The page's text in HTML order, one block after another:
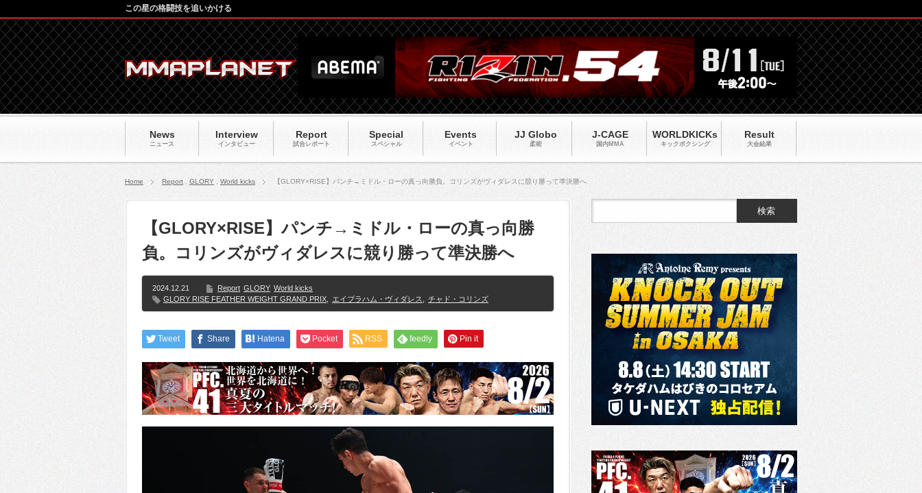
News
ニュース
Interview
インタビュー
Report
試合レポート
Special
スペシャル
Events
イベント
JJ Globo
柔術
J-CAGE
国内MMA
WORLDKICKs
キックポクシング
Result
大会結果
この星の格闘技を追いかける
Home Report GLORY World kicks 【GLORY×RISE】パンチ→ミドル・ローの真っ向勝負。コリンズがヴィダレスに競り勝って準決勝へ
【GLORY×RISE】パンチ→ミドル・ローの真っ向勝
負。コリンズがヴィダレスに競り勝って準決勝へ
2024.12.21 Report GLORY World kicks
GLORY RISE FEATHER WEIGHT GRAND PRIX
エイブラハム・ヴィダレス チャド・コリンズ
Tweet Share Hatena Pocket RSS feedly Pin it